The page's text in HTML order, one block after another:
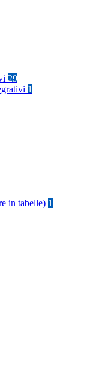
29
1
in tabelle) 1